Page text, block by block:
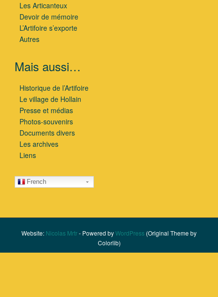
Les Articanteux
Devoir de mémoire
L’Artifoire s’exporte
Autres
Mais aussi…
Historique de l’Artifoire
Le village de Hollain
Presse et médias
Photos-souvenirs
Documents divers
Les archives
Liens
French
Website: Nicolas Mrtr- Powered byWordPress (Original Theme by
Colorlib)